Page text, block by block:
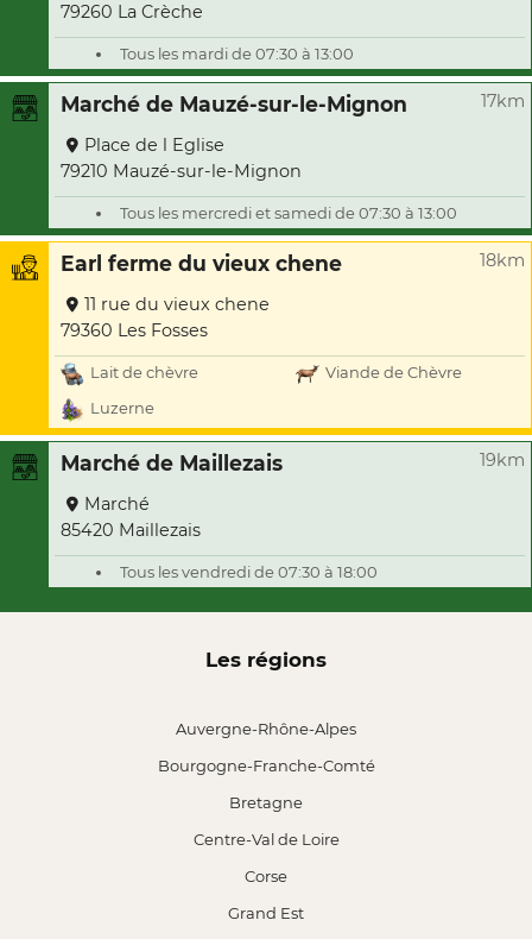
79260 La Crèche
Tous les mardi de 07:30 à 13:00
Marché de Mauzé-sur-le-Mignon 17km
Place de l Eglise
79210 Mauzé-sur-le-Mignon
Tous les mercredi et samedi de 07:30 à 13:00
Earl ferme du vieux chene 18km
11 rue du vieux chene
79360 Les Fosses
Lait de chèvre
Viande de Chèvre
Luzerne
Marché de Maillezais 19km
Marché
85420 Maillezais
Tous les vendredi de 07:30 à 18:00
Les régions
Auvergne-Rhône-Alpes
Bourgogne-Franche-Comté
Bretagne
Centre-Val de Loire
Corse
Grand Est